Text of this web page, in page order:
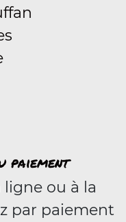
paiement
ou à la
par paiement